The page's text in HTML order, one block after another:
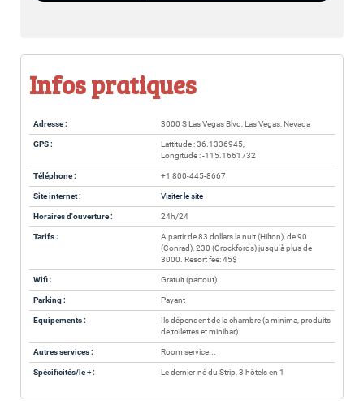
Infos pratiques
Adresse : 3000 S Las Vegas Blvd, Las Vegas, Nevada
GPS :
Lattitude : 36.1336945,
Longitude : -115.1661732
Téléphone : +1 800-445-8667
Site internet : Visiter le site
Horaires d'ouverture : 24h/24
Tarifs :
A partir de 83 dollars la nuit (Hilton), de 90
(Conrad), 230 (Crockfords) jusqu'à plus de
3000. Resort fee: 45$
Wifi : Gratuit (partout)
Parking : Payant
Equipements :
Ils dépendent de la chambre (a minima, produits
de toilettes et minibar)
Autres services : Room service...
Spécificités/le + : Le dernier-né du Strip, 3 hôtels en 1